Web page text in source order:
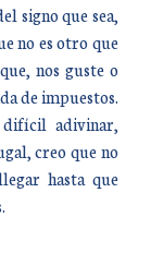
signo que sea,
no es otro que
nos guste o
de impuestos.
adivinar,
creo que no
hasta que